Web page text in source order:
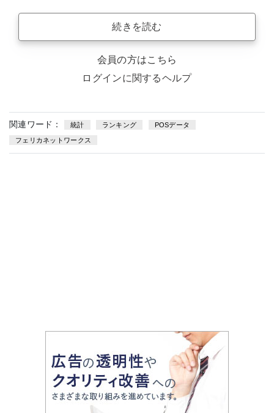
続きを読む
会員の方はこちら
ログインに関するヘルプ
関連ワード： 統計 ランキング POSデータ
フェリカネットワークス